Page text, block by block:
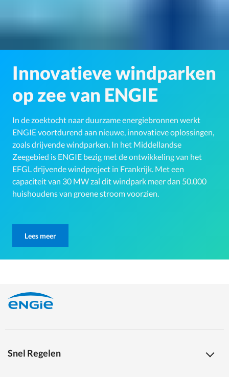
Innovatieve windparken
op zee van ENGIE
In de zoektocht naar duurzame energiebronnen werkt
ENGIE voortdurend aan nieuwe, innovatieve oplossingen,
zoals drijvende windparken. In het Middellandse
Zeegebied is ENGIE bezig met de ontwikkeling van het
EFGL drijvende windproject in Frankrijk. Met een
capaciteit van 30 MW zal dit windpark meer dan 50.000
huishoudens van groene stroom voorzien.
Lees meer
Snel Regelen